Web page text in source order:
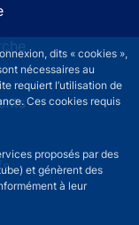
dits « cookies »,
nécessaires au
requiert l’utilisation de
Ces cookies requis
proposés par des
et génèrent des
à leur